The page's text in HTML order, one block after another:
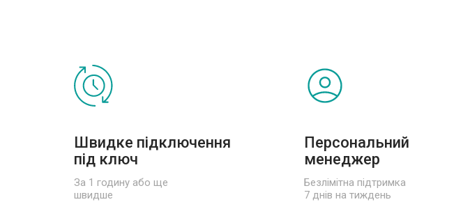
Швидке підключення
під ключ
За 1 годину або ще
швидше
Персональний
менеджер
Безлімітна підтримка
7 днів на тиждень